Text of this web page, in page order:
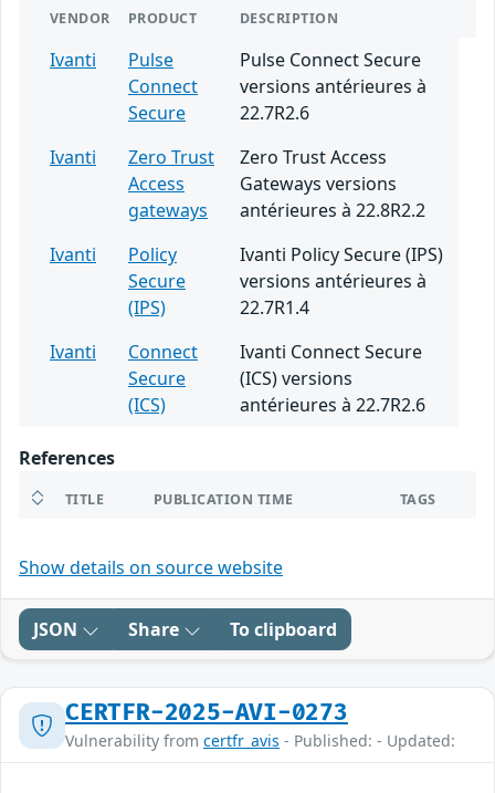
VENDOR PRODUCT DESCRIPTION
Ivanti
Pulse
Connect
Secure
Pulse Connect Secure
versions antérieures à
22.7R2.6
Ivanti
Zero Trust
Access
gateways
Zero Trust Access
Gateways versions
antérieures à 22.8R2.2
Ivanti
Policy
Secure
(IPS)
Ivanti Policy Secure (IPS)
versions antérieures à
22.7R1.4
Ivanti
Connect
Secure
(ICS)
Ivanti Connect Secure
(ICS) versions
antérieures à 22.7R2.6
References
TITLE PUBLICATION TIME TAGS
Show details on source website
JSON Share To clipboard
CERTFR-2025-AVI-0273
Vulnerability from certfr_avis - Published: - Updated: